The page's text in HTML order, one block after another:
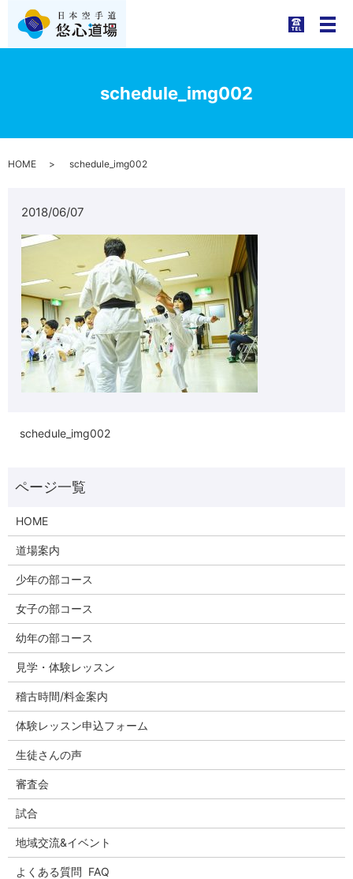
メ
schedule_img002
HOME schedule_img002
2018/06/07
schedule_img002
HOME
道場案内
少年の部コース
女子の部コース
幼年の部コース
見学・体験レッスン
稽古時間/料金案内
体験レッスン申込フォーム
生徒さんの声
審査会
試合
地域交流&イベント
よくある質問 FAQ